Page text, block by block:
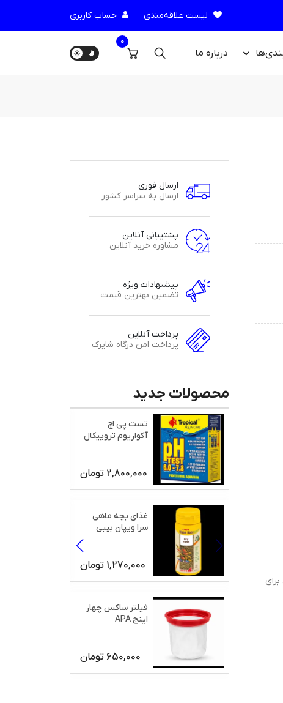
لیست علاقه‌مندی حساب کاربری
درباره‌ ما
0
برای
ارسال فوری
ارسال به سراسر کشور
پشتیبانی آنلاین
مشاوره خرید آنلاین
پیشنهادات ویژه
تضمین بهترین قیمت
پرداخت آنلاین
پرداخت امن درگاه شاپرک
محصولات جدید
تست پی اچ
آکواریوم تروپیکال
2,800,000 تومان
غذای بچه ماهی
سرا ویپان بیبی
1,270,000 تومان
فیلتر ساکس چهار
اینج APA
650,000 تومان